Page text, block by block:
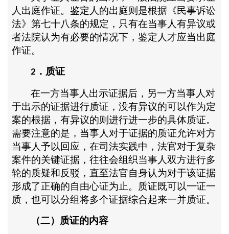
人出庭作证。鉴定人的出庭则是根据《民事诉讼
法》第七十八条的规定，只有在当事人有异议或
者法院认为有必要的情况下，鉴定人才应当出庭
作证。
2 ．质证
在一方当事人出示证据后，另一方当事人对
于出示的证据进行质证，没有异议的可以作为定
案的根据，有异议的则进行进一步的具体质证。
需要注意的是，当事人对于证据的质证允许对方
当事人予以回应，在司法实践中，法官对于复杂
案件的关键证据，往往会组织当事人双方进行多
轮的质疑和反驳，直至法官自身认为对于该证据
形成了正确的自由心证为止。质证既可以一证一
质，也可以分组将多个证据综合起来一并质证。
（二）质证的内容